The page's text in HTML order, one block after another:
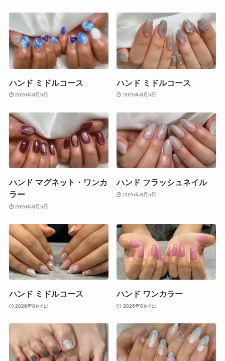
ハンド ミドルコース
2026年8月5日
ハンド ミドルコース
2026年8月5日
ハンド マグネット・ワンカ
ラー
2026年8月5日
ハンド フラッシュネイル
2026年8月5日
ハンド ミドルコース
2026年8月4日
ハンド ワンカラー
2026年8月4日